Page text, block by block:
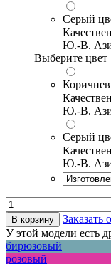
Серый
Ю.-В.
Выберите цвет
Ю.-В.
Серый
Ю.-В.
В корзину
Заказать
У этой модели есть
бирюзовый
розовый